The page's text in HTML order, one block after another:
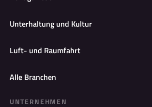
Unterhaltung und Kultur
Luft- und Raumfahrt
Alle Branchen
UNTERNEHMEN